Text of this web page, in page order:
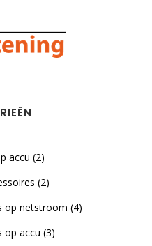
accu (2)
(2)
op netstroom (4)
op accu (3)